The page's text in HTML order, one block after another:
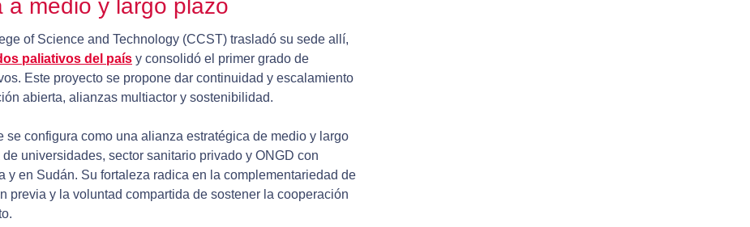
a medio y largo plazo
of Science and Technology (CCST) trasladó su sede allí,
paliativos del país y consolidó el primer grado de
Este proyecto se propone dar continuidad y escalamiento
abierta, alianzas multiactor y sostenibilidad.
se configura como una alianza estratégica de medio y largo
universidades, sector sanitario privado y ONGD con
y en Sudán. Su fortaleza radica en la complementariedad de
previa y la voluntad compartida de sostener la cooperación